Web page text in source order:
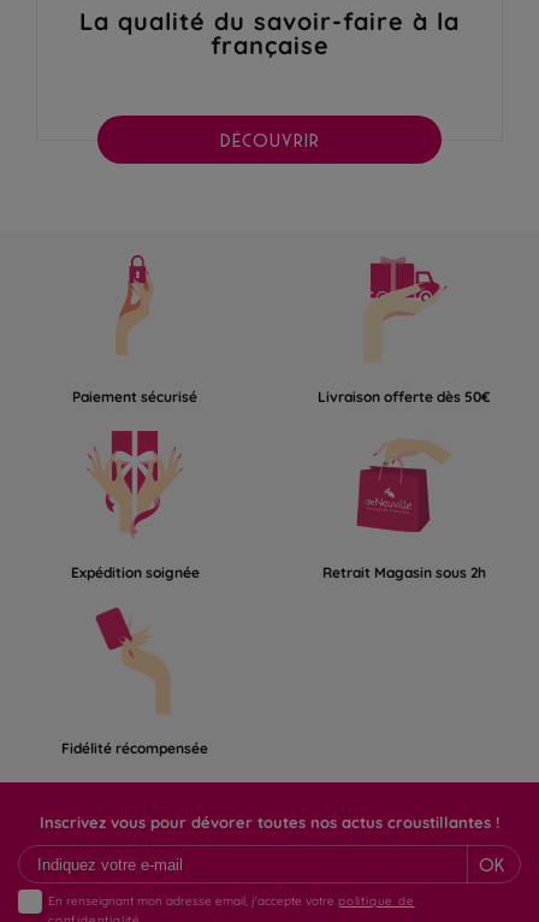
La qualité du savoir-faire à la
française
DÉCOUVRIR
Paiement sécurisé Livraison offerte dès 50€
Expédition soignée Retrait Magasin sous 2h
Fidélité récompensée
Inscrivez vous pour dévorer toutes nos actus croustillantes !
OK
En renseignant mon adresse email, j'accepte votre politique de